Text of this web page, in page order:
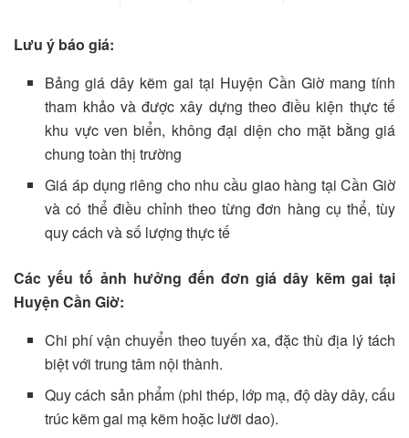
Lưu ý báo giá:
Bảng giá dây kẽm gai tại Huyện Cần Giờ mang tính
tham khảo và được xây dựng theo điều kiện thực tế
khu vực ven biển, không đại diện cho mặt bằng giá
chung toàn thị trường
Giá áp dụng riêng cho nhu cầu giao hàng tại Cần Giờ
và có thể điều chỉnh theo từng đơn hàng cụ thể, tùy
quy cách và số lượng thực tế
Các yếu tố ảnh hưởng đến đơn giá dây kẽm gai tại
Huyện Cần Giờ:
Chi phí vận chuyển theo tuyến xa, đặc thù địa lý tách
biệt với trung tâm nội thành.
Quy cách sản phẩm (phi thép, lớp mạ, độ dày dây, cấu
trúc kẽm gai mạ kẽm hoặc lưỡi dao).